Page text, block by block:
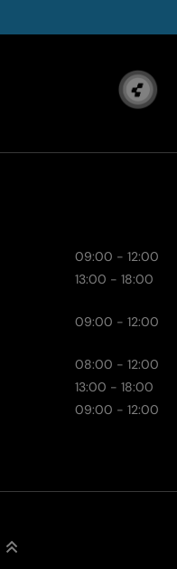
09:00 - 12:00
13:00 - 18:00
09:00 - 12:00
08:00 - 12:00
13:00 - 18:00
09:00 - 12:00